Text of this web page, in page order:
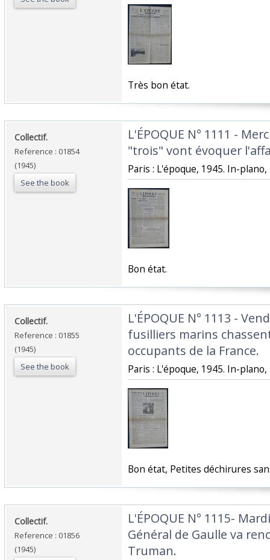
‎Très bon état.‎
‎Collectif.‎
Reference : 01854
(1945)
See the book
‎L'ÉPOQUE N° 1111 -
"trois" vont évoquer
‎Paris : L'époque, 1945. In-plano,
‎Bon état.‎
‎Collectif.‎
Reference : 01855
(1945)
See the book
‎L'ÉPOQUE N° 1113 -
fusilliers marins
occupants de la France.‎
‎Paris : L'époque, 1945. In-plano,
‎Bon état, Petites déchirures
‎Collectif.‎
Reference : 01856
(1945)
‎L'ÉPOQUE N° 1115-
Général de Gaulle va
Truman.‎